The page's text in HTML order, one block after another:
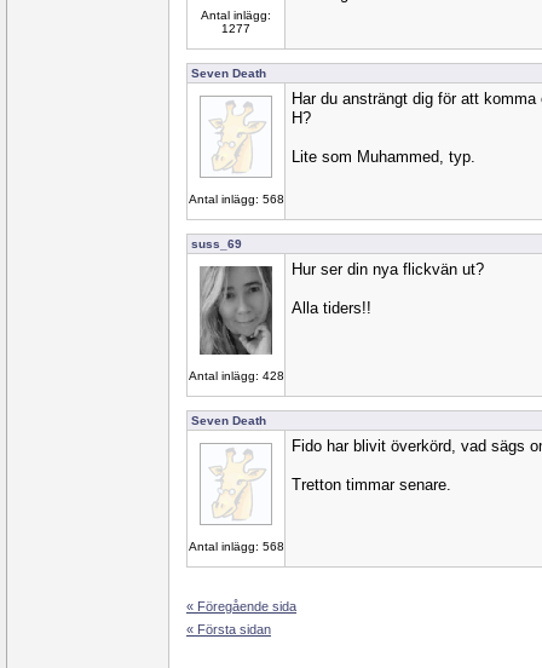
Antal inlägg:
1277
Seven Death
Antal inlägg: 568
Har du ansträngt dig för att
H?
Lite som Muhammed, typ.
suss_69
Antal inlägg: 428
Hur ser din nya flickvän ut?
Alla tiders!!
Seven Death
Antal inlägg: 568
Fido har blivit överkörd, vad sägs
Tretton timmar senare.
« Föregående sida
« Första sidan